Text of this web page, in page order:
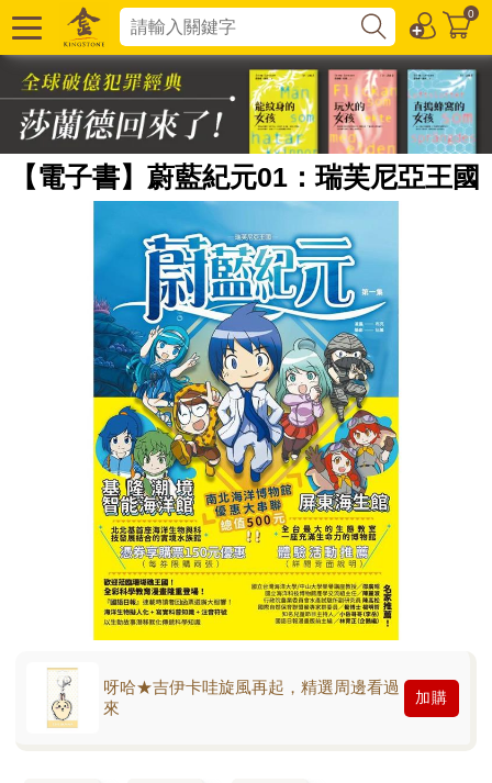
0
【電子書】蔚藍紀元01：瑞芙尼亞王國
呀哈★吉伊卡哇旋風再起，精選周邊看過
來
加購